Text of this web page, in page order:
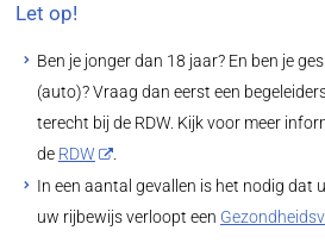
Let op!
Ben je jonger dan 18 jaar? En ben je
(auto)? Vraag dan eerst een
terecht bij de RDW. Kijk voor meer
de RDW
.
In een aantal gevallen is het nodig dat
uw rijbewijs verloopt een